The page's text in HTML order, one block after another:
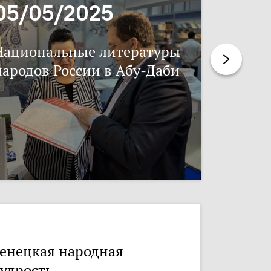
05/2025
литературы
России в Абу-Даби
народная